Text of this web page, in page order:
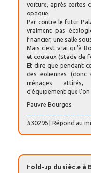
voiture, aprés certes
opaque.
Par contre le futur
vraiment pas
financier, une salle
Mais c’est vrai qu’à
et couteux (Stade de
Et dire que pendant
des éoliennes (donc
ménages attirés,
d’équipement que
Pauvre Bourges
#30296 | Répond au
Hold-up du siècle à